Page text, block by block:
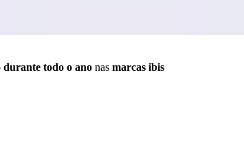
durante todo o ano nas marcas ibis